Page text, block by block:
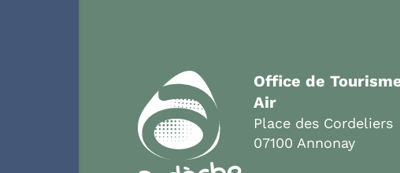
Office de
Air
Place des Cordeliers
07100 Annonay